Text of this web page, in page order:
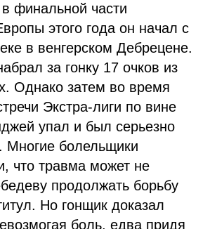
финальной части
этого года он начал с
в венгерском Дебрецене.
за гонку 17 очков из
Однако затем во время
Экстра-лиги по вине
упал и был серьезно
Многие болельщики
что травма может не
продолжать борьбу
Но гонщик доказал
боль, едва придя